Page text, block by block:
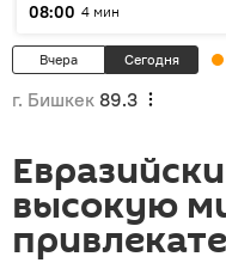
08:00 4 мин
Вчера Сегодня
г. Бишкек 89.3
высокую